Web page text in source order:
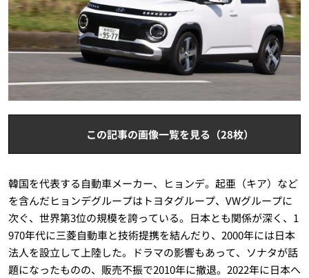
この記事の画像一覧を見る（28枚）
韓国を代表する自動車メーカー、ヒョンデ。起亜（キア）など
を含んだヒョンデグループはトヨタグループ、VWグループに
次ぐ、世界第3位の規模を誇っている。日本とも関係が深く、1
970年代に三菱自動車と技術提携を結んだり、2000年には日本
法人を設立して上陸した。ドラマの影響もあって、ソナタが話
題になったものの、販売不振で2010年に撤退。2022年に日本へ